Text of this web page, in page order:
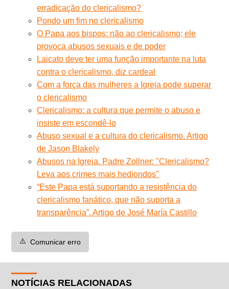
erradicação do clericalismo?
Pondo um fim no clericalismo
O Papa aos bispos: não ao clericalismo; ele
provoca abusos sexuais e de poder
Laicato deve ter uma função importante na luta
contra o clericalismo, diz cardeal
Com a força das mulheres a Igreja pode superar
o clericalismo
Clericalismo: a cultura que permite o abuso e
insiste em escondê-lo
Abuso sexual e a cultura do clericalismo. Artigo
de Jason Blakely
Abusos na Igreja. Padre Zollner: "Clericalismo?
Leva aos crimes mais hediondos"
“Este Papa está suportando a resistência do
clericalismo fanático, que não suporta a
transparência”. Artigo de José María Castillo
⚠️ Comunicar erro
NOTÍCIAS RELACIONADAS